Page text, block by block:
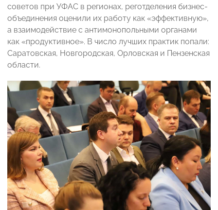
советов при УФАС в регионах, реготделения бизнес-
объединения оценили их работу как «эффективную»,
а взаимодействие с антимонопольными органами
как «продуктивное». В число лучших практик попали:
Саратовская, Новгородская, Орловская и Пензенская
области.